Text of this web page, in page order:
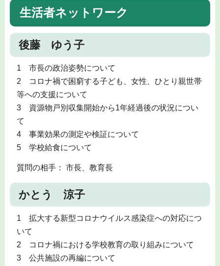
生活者ネットワーク
後藤 ゆう子
1 市長の政治姿勢について
2 コロナ禍で困窮する子ども、女性、ひとり親世帯
等への支援について
3 資源物戸別収集開始から1年経過後の状況につい
て
4 事業効果の測定や検証について
5 学校給食について
質問の相手： 市長、教育長
かとう 涼子
1 拡大する新型コロナウイルス感染症への対応につ
いて
2 コロナ禍における学校教育の取り組みについて
3 公共施設の再編について